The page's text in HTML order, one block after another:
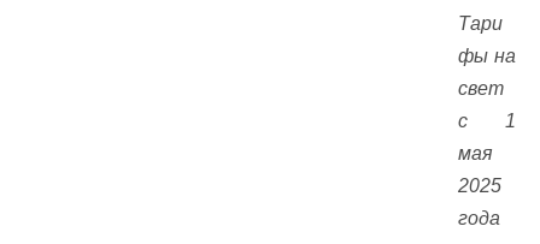
Тари
фы на
свет
с 1
мая
2025
года